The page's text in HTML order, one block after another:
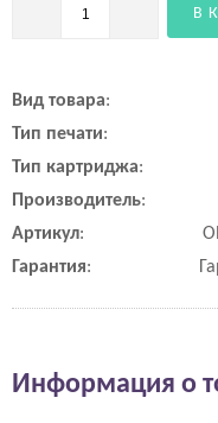
Вид товара:
Тип печати:
Тип картриджа:
Производитель:
Артикул:
Гарантия:
В
Информация о